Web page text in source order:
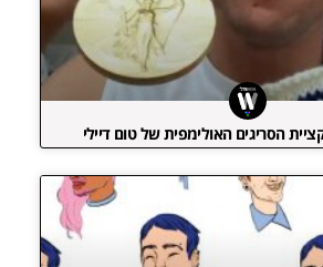
הסריגים האולימפית של טום דיילי